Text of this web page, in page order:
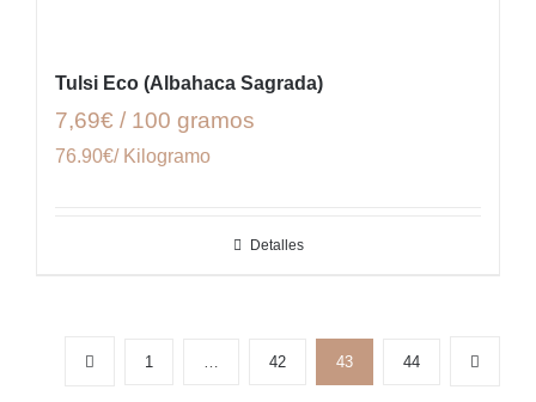
Tulsi Eco (Albahaca Sagrada)
7,69€ / 100 gramos
76.90€/ Kilogramo
Detalles
1 42 43 44